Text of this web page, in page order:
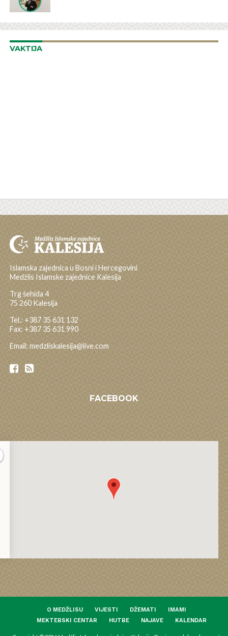
VAKTIJA
Islamska zajednica u Bosni i Hercegovini
Medžlis Islamske zajednice Kalesija
Trg šehida 4
75 260 Kalesija
Tel.: +387 35 631 132
Fax: +387 35 631 990
Email: medzliskalesija@live.com
FACEBOOK
O MEDŽLISU VIJESTI DŽEMATI
IMAMI
MEKTEBSKI CENTAR
HUTBE NAJAVE KALENDAR